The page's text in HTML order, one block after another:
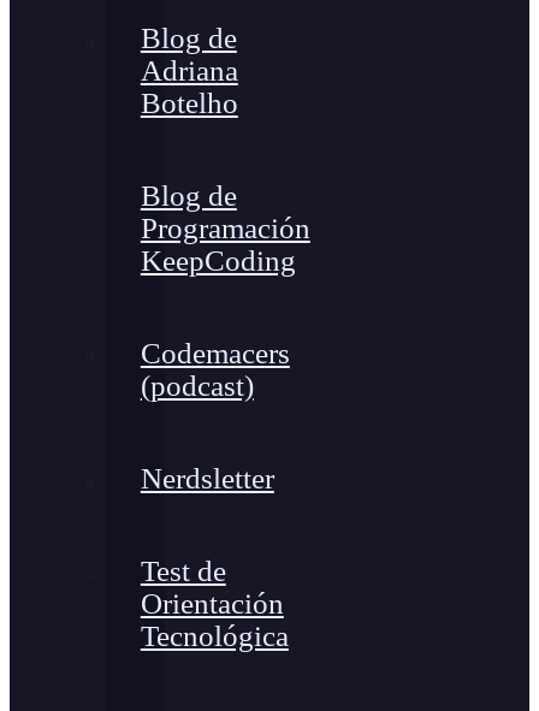
Blog de
Adriana
Botelho
Blog de
Programación
KeepCoding
Codemacers
(podcast)
Nerdsletter
Test de
Orientación
Tecnológica